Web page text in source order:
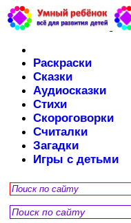
Раскраски
Сказки
Аудиосказки
Стихи
Скороговорки
Считалки
Загадки
Игры с детьми